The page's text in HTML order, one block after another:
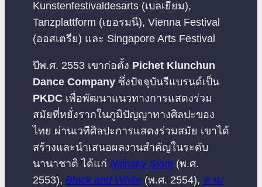
Kunstenfestivaldesarts (เบลเยียม),
Tanzplattform (เยอรมนี), Vienna Festival
(ออสเตรีย) และ Singapore Arts Festival
ปีพ.ศ. 2553 เขาก่อตั้ง Pichet Klunchun
Dance Company ซึ่งปัจจุบันรีแบรนด์เป็น
PKDC เพื่อพัฒนาแนวทางการแสดงร่วม
สมัยที่หยั่งรากในภูมิปัญญาทางศิลปะของ
ไทย ผ่านเวทีศิลปะการแสดงร่วมสมัย เขาได้
สร้างและนำเสนอผลงานสำคัญในระดับ
นานาชาติ ได้แก่ Nijinsky Siam (พ.ศ.
2553), Black and White (พ.ศ. 2554), ตาม